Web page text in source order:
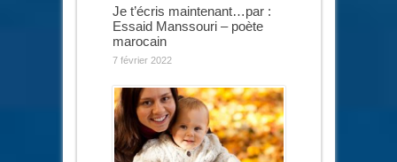
Je t’écris maintenant…par :
Essaid Manssouri – poète
marocain
7 février 2022